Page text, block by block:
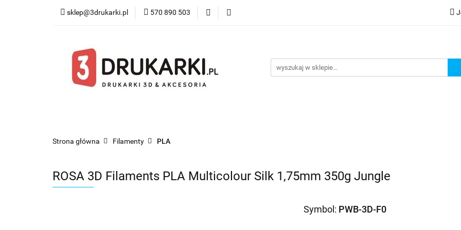
sklep@3drukarki.pl 570 890 503
Blog Bestsellery
Strona główna Filamenty PLA
ROSA 3D Filaments PLA Multicolour Silk 1,75mm 350g Jungle
Symbol: PWB-3D-F0